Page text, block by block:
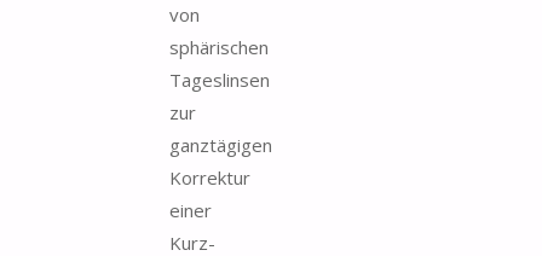
von
sphärischen
Tageslinsen
zur
ganztägigen
Korrektur
einer
Kurz-